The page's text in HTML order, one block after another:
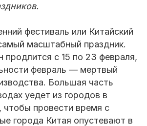
фестиваль или Китайский
масштабный праздник.
продлится с 15 по 23 февраля,
февраль — мертвый
Большая часть
уедет из городов в
чтобы провести время с
города Китая опустевают в